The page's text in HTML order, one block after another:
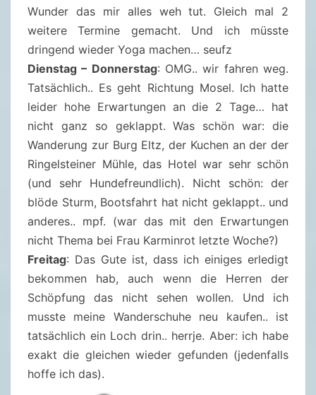
Wunder das mir alles weh tut. Gleich mal 2
weitere Termine gemacht. Und ich müsste
dringend wieder Yoga machen… seufz
Dienstag – Donnerstag: OMG.. wir fahren weg.
Tatsächlich.. Es geht Richtung Mosel. Ich hatte
leider hohe Erwartungen an die 2 Tage… hat
nicht ganz so geklappt. Was schön war: die
Wanderung zur Burg Eltz, der Kuchen an der der
Ringelsteiner Mühle, das Hotel war sehr schön
(und sehr Hundefreundlich). Nicht schön: der
blöde Sturm, Bootsfahrt hat nicht geklappt.. und
anderes.. mpf. (war das mit den Erwartungen
nicht Thema bei Frau Karminrot letzte Woche?)
Freitag: Das Gute ist, dass ich einiges erledigt
bekommen hab, auch wenn die Herren der
Schöpfung das nicht sehen wollen. Und ich
musste meine Wanderschuhe neu kaufen.. ist
tatsächlich ein Loch drin.. herrje. Aber: ich habe
exakt die gleichen wieder gefunden (jedenfalls
hoffe ich das).